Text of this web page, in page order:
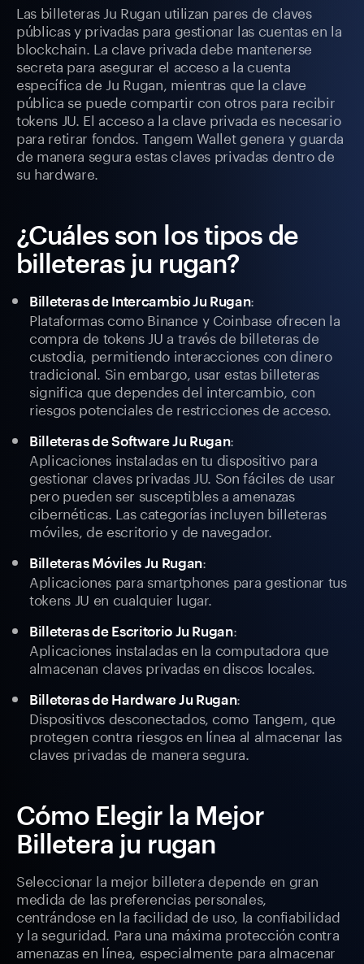
Las billeteras Ju Rugan utilizan pares de claves
públicas y privadas para gestionar las cuentas en la
blockchain. La clave privada debe mantenerse
secreta para asegurar el acceso a la cuenta
específica de Ju Rugan, mientras que la clave
pública se puede compartir con otros para recibir
tokens JU. El acceso a la clave privada es necesario
para retirar fondos. Tangem Wallet genera y guarda
de manera segura estas claves privadas dentro de
su hardware.
¿Cuáles son los tipos de
billeteras ju rugan?
Billeteras de Intercambio Ju Rugan:
Plataformas como Binance y Coinbase ofrecen la
compra de tokens JU a través de billeteras de
custodia, permitiendo interacciones con dinero
tradicional. Sin embargo, usar estas billeteras
significa que dependes del intercambio, con
riesgos potenciales de restricciones de acceso.
Billeteras de Software Ju Rugan:
Aplicaciones instaladas en tu dispositivo para
gestionar claves privadas JU. Son fáciles de usar
pero pueden ser susceptibles a amenazas
cibernéticas. Las categorías incluyen billeteras
móviles, de escritorio y de navegador.
Billeteras Móviles Ju Rugan:
Aplicaciones para smartphones para gestionar tus
tokens JU en cualquier lugar.
Billeteras de Escritorio Ju Rugan:
Aplicaciones instaladas en la computadora que
almacenan claves privadas en discos locales.
Billeteras de Hardware Ju Rugan:
Dispositivos desconectados, como Tangem, que
protegen contra riesgos en línea al almacenar las
claves privadas de manera segura.
Cómo Elegir la Mejor
Billetera ju rugan
Seleccionar la mejor billetera depende en gran
medida de las preferencias personales,
centrándose en la facilidad de uso, la confiabilidad
y la seguridad. Para una máxima protección contra
amenazas en línea, especialmente para almacenar